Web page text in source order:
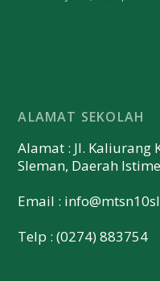
ALAMAT SEKOLAH
Alamat : Jl. Kaliurang
Sleman, Daerah
Email :
Telp : (0274) 883754